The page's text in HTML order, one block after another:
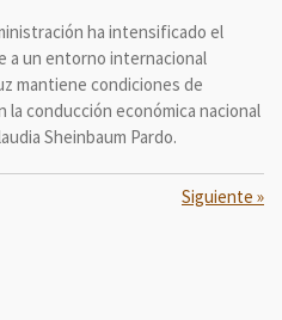
ha intensificado el
a un entorno internacional
mantiene condiciones de
conducción económica nacional
Sheinbaum Pardo.
Siguiente »